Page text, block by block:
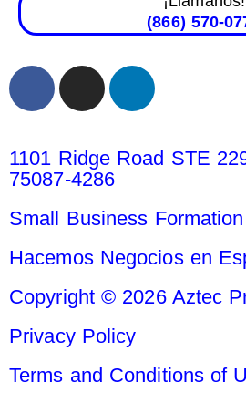
(866) 570-
1101 Ridge Road STE
75087-4286
Small Business Formation
Hacemos Negocios en
Copyright © 2026 Aztec
Privacy Policy
Terms and Conditions of